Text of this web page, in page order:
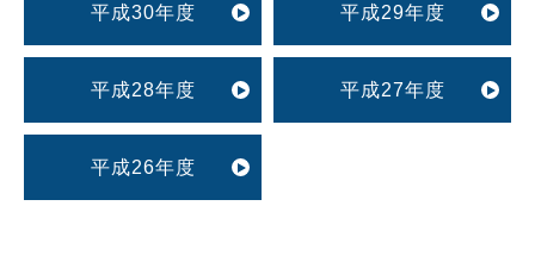
平成30年度 平成29年度
平成28年度 平成27年度
平成26年度